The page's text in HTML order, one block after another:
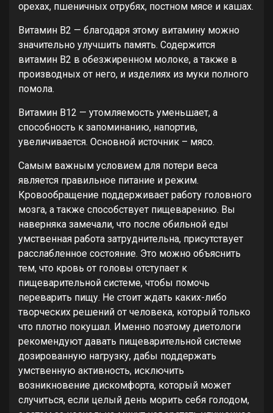
орехах, пшеничных отрубях, постном мясе и кашах.
Витамин В2 — благодаря этому витамину можно
значительно улучшить память. Содержится
витамин В2 в обезжиренном молоке, а также в
производных от него, и изделиях из муки полного
помола.
Витамин В12 — утомляемость уменьшает, а
способность к запоминанию, напортив,
увеличивается. Основной источник – мясо.
Самым важным условием для потери веса
является правильное питание и режим.
Кровообращение поддерживает работу головного
мозга, а также способствует пищеварению. Вы
наверняка замечали, что после обильной еды
умственная работа затруднительна, присутствует
расслабленное состояние. Это можно объяснить
тем, что кровь от головы отступает к
пищеварительной системе, чтобы помочь
переварить пищу. Не стоит ждать каких-либо
творческих решений от человека, который только
что плотно покушал. Именно поэтому диетологи
рекомендуют давать пищеварительной системе
дозированную нагрузку, дабы поддержать
умственную активность, исключить
возникновение дискомфорта, который может
случиться, если целый день морить себя голодом,